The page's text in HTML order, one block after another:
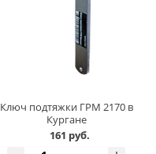
Ключ подтяжки ГРМ 2170 в
Кургане
161 руб.